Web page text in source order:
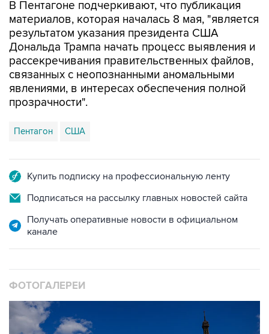
результатом указания президента США
Дональда Трампа начать процесс выявления и
рассекречивания правительственных файлов,
связанных с неопознанными аномальными
явлениями, в интересах обеспечения полной
прозрачности".
Пентагон США
Подписаться на рассылку главных новостей сайта
Получать оперативные новости в официальном